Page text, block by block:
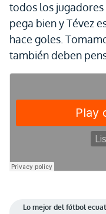
todos los jugadores
pega bien y Tévez
hace goles.
también deben
Lo mejor del fútbol